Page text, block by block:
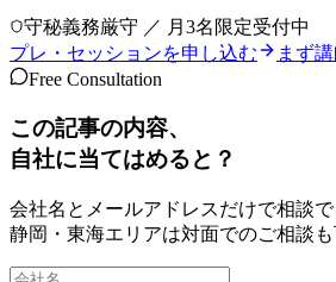
守秘義務厳守 ／ 月3名限定受付中
プレ・セッションを申し込む
まず
Free Consultation
この記事の内容、
自社に当てはめると？
会社名とメールアドレスだけで相談で
静岡・東海エリアは対面でのご相談も